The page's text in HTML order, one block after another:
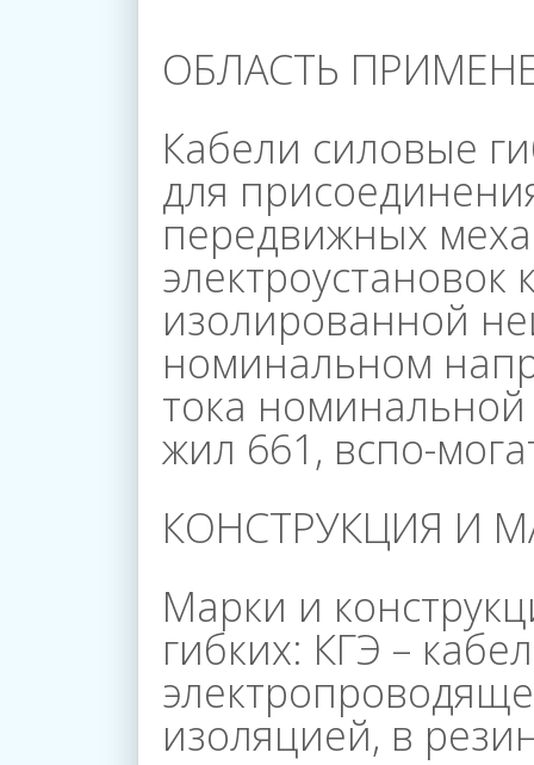
ОБЛАСТЬ
Кабели силовые
для
передвижных
электроустановок
изолированной
номинальном
тока
жил 661, вспо-
КОНСТРУКЦИЯ И
Марки и
гибких: КГЭ –
изоляцией, в